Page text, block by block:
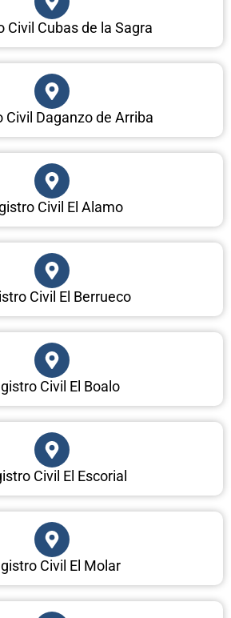
Civil Cubas de la Sagra
Civil Daganzo de Arriba
Civil El Alamo
Civil El Berrueco
Civil El Boalo
Civil El Escorial
Civil El Molar